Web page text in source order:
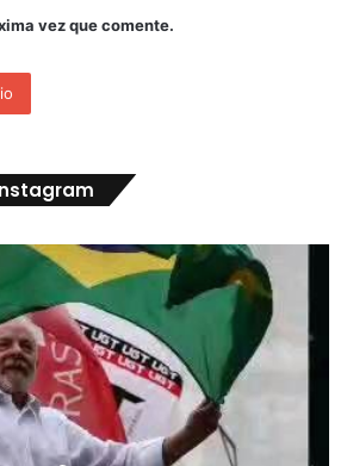
vez que comente.